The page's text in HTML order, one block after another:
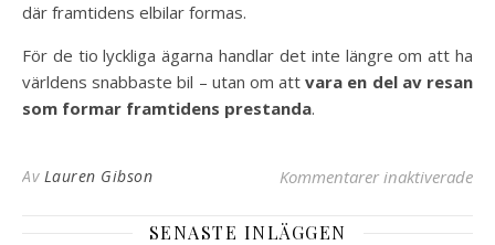
där framtidens elbilar formas.
För de tio lyckliga ägarna handlar det inte längre om att ha
världens snabbaste bil – utan om attvara en del av resan
som formar framtidens prestanda.
Av Lauren Gibson Kommentarer inaktiveradeför
SENASTE INLÄGGEN